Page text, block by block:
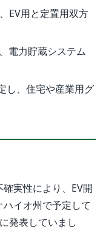
EV用と定置用双方
電力貯蔵システム
し、住宅や産業用グ
実性により、EV開
イオ州で予定して
発表していまし